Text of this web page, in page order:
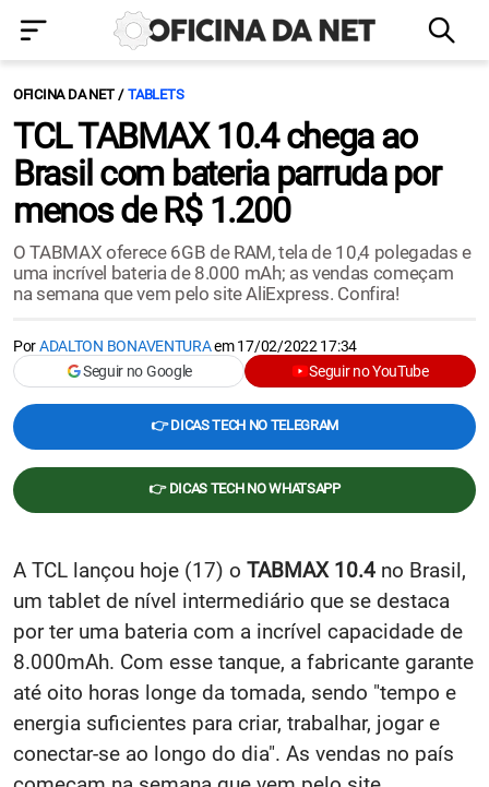
OFICINA DA NET TABLETS
TCL TABMAX 10.4 chega ao
Brasil com bateria parruda por
menos de R$ 1.200
O TABMAX oferece 6GB de RAM, tela de 10,4 polegadas e
uma incrível bateria de 8.000 mAh; as vendas começam
na semana que vem pelo site AliExpress. Confira!
PorADALTON BONAVENTURAem17/02/2022 17:34
Seguir no Google
Seguir no YouTube
👉 DICAS TECH NO TELEGRAM
👉 DICAS TECH NO WHATSAPP
A TCL lançou hoje (17) o TABMAX 10.4 no Brasil,
um tablet de nível intermediário que se destaca
por ter uma bateria com a incrível capacidade de
8.000mAh. Com esse tanque, a fabricante garante
até oito horas longe da tomada, sendo "tempo e
energia suficientes para criar, trabalhar, jogar e
conectar-se ao longo do dia". As vendas no país